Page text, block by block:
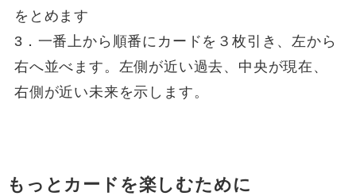
をとめます
3．一番上から順番にカードを３枚引き、左から
右へ並べます。左側が近い過去、中央が現在、
右側が近い未来を示します。
もっとカードを楽しむために